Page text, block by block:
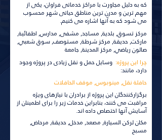
که به دلیل مجاورت با مراکز خدماتی فراوان، یکی از
مهم ترین و مدرن ترین مناطق حیاتی شهر محسوب
می شود که به آنها اشاره می کنیم.
مركز تسوق, بلدية, مساجد, مشفى, مدارس, اطفائية,
ماركت, حديقة, مركز شرطة, مستوصف, سوق شعبي,
صالون رياضي, مركز المدينة, جامعة
چرا این پروژه: وسایل حمل و نقل زیادی در پروژه وجود
دارد، مانند:
حافلة نقل, مينوبوس, موقف الحافلات
برگزارکنندگان این پروژه از برادران با نیازهای ویژه
مراقبت می کنند، بنابراین خدمات زیر را برای اطمینان از
آسایش آنها اختصاص داده اند.
مكان لركن السيارة, مصعد, مدخل, حديقة, مرحاض,
مسبح